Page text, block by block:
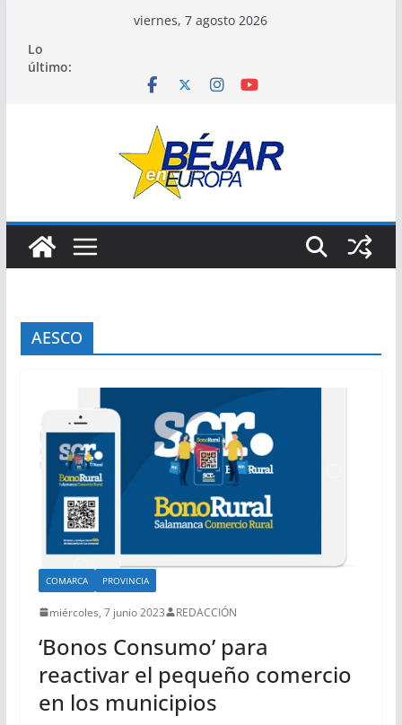
contenido
viernes, 7 agosto 2026
Lo
último:
AESCO
COMARCA PROVINCIA
miércoles, 7 junio 2023 REDACCIÓN
‘Bonos Consumo’ para
reactivar el pequeño comercio
en los municipios